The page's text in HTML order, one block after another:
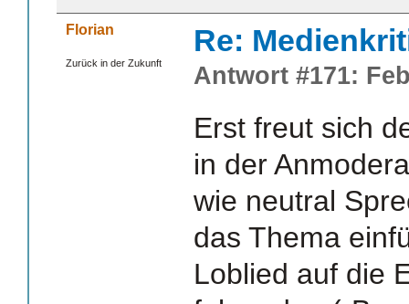
Florian
Zurück in der Zukunft
Re:
Antwort #171:
Erst freut sich
in der
wie neutral
das Thema
Loblied auf die